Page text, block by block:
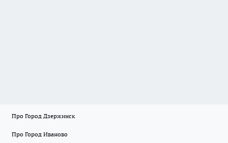
Про Город Дзержинск
Про Город Иваново